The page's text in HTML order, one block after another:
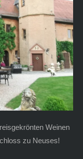
Weinen
zu Neuses!